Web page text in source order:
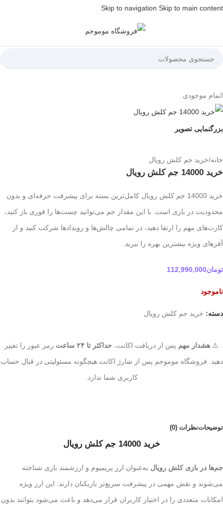
Skip to navigation Skip to main content
اتمام موجودی
بزرگنمایی تصویر
خانه/خرید جم کلش رویال
خرید 14000 جم کلش رویال
خرید 14000 جم کلش رویال کامل‌ترین بسته برای پیشرفت حرفه‌ای و بدون
محدودیت در بازی است. با این مقدار جم می‌توانید چست‌ها را فوری باز کنید،
کارت‌های مهم را ارتقا دهید، در تمامی چالش‌ها و رویدادها شرکت کنید و از
آفرهای ویژه بیشترین بهره را ببرید.
تومان112,990,000
ناموجود
دسته: خرید جم کلش رویال
⚠️ هشدار مهم پس از دریافت اکانت، حداکثر تا ۲۴ ساعت
رمز عبور را تغییر
دهید. فروشگاه موموجم پس از شارژ اکانت هیچگونه مسئولیتی در قبال حساب
کاربری شما ندارد.
توضیحاتنظرات (0)
خرید 14000 جم کلش رویال
جم‌ها در بازی کلش رویال به‌عنوان ارز پریمیوم و ارزشمند بازی شناخته
می‌شوند و نقش مهمی در پیشرفت سریع‌تر بازیکنان دارند. این ارز ویژه
امکانات متعددی را در اختیار کاربران قرار می‌دهد و باعث می‌شود بتوانند بدون